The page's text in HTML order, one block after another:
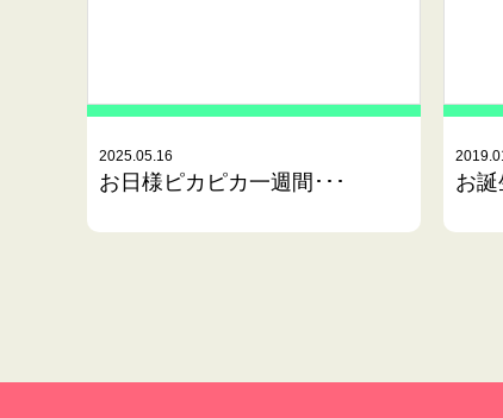
2025.05.16
お日様ピカピカ一週間･･･ お